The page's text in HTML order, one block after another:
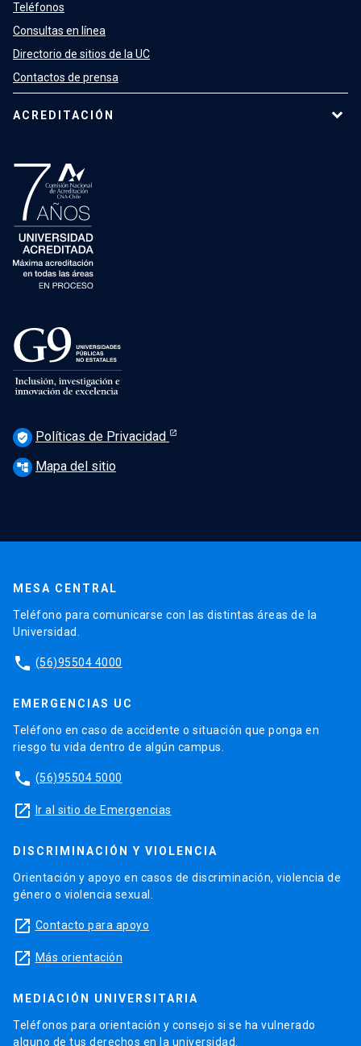
Teléfonos
Consultas en línea
Directorio de sitios de la UC
Contactos de prensa
ACREDITACIÓN
verified_user Políticas de Privacidad
account_tree Mapa del sitio
MESA CENTRAL
Teléfono para comunicarse con las distintas áreas de la
Universidad.
phone (56)95504 4000
EMERGENCIAS UC
Teléfono en caso de accidente o situación que ponga en
riesgo tu vida dentro de algún campus.
phone (56)95504 5000
launch Ir al sitio de Emergencias
DISCRIMINACIÓN Y VIOLENCIA
Orientación y apoyo en casos de discriminación, violencia de
género o violencia sexual.
launch Contacto para apoyo
launch Más orientación
MEDIACIÓN UNIVERSITARIA
Teléfonos para orientación y consejo si se ha vulnerado
alguno de tus derechos en la universidad.